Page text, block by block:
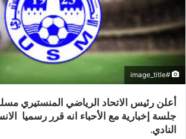
#image_title
أعلن رئيس الاتحاد الرياضي المنستيري
جلسة إخبارية مع الأحباء انه قرر رسميا
النادي.